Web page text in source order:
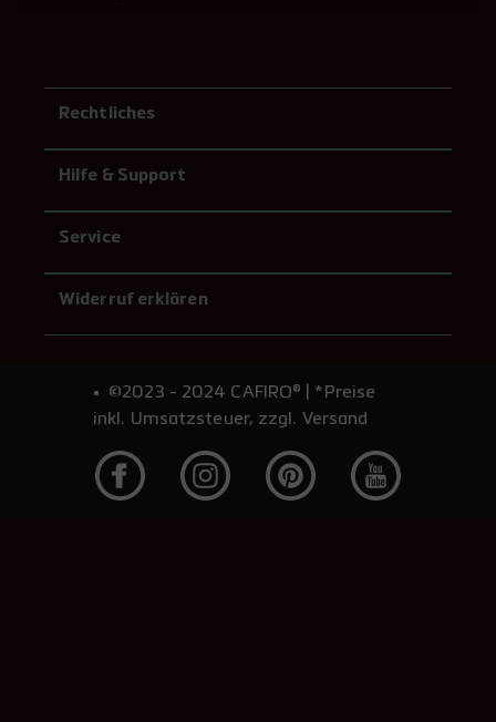
Rechtliches
Hilfe & Support
Service
Widerruf erklären
©2023 - 2024 CAFIRO® | *Preise
inkl. Umsatzsteuer, zzgl. Versand